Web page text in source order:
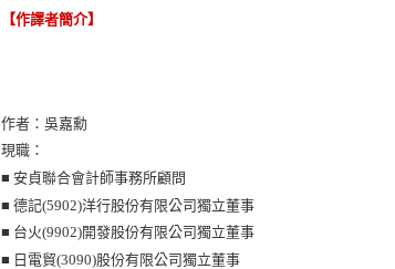
【作譯者簡介】
作者：吳嘉勳
現職：
■ 安貞聯合會計師事務所顧問
■ 德記(5902)洋行股份有限公司獨立董事
■ 台火(9902)開發股份有限公司獨立董事
■ 日電貿(3090)股份有限公司獨立董事